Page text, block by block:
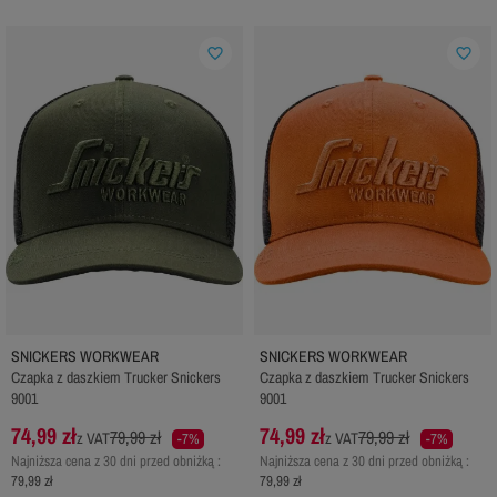
SNICKERS WORKWEAR
Czapka z daszkiem Trucker Snickers
9001
74,99 złz VAT79,99 zł
-7%
Najniższa cena z 30 dni przed obniżką :
79,99 zł
favorite_border
SNICKERS WORKWEAR
Czapka z daszkiem Trucker Snickers
9001
74,99 złz VAT79,99 zł
-7%
Najniższa cena z 30 dni przed obniżką :
79,99 zł
favorite_border